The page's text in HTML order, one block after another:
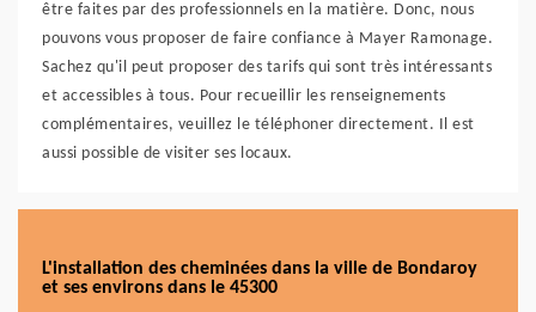
être faites par des professionnels en la matière. Donc, nous
pouvons vous proposer de faire confiance à Mayer Ramonage.
Sachez qu'il peut proposer des tarifs qui sont très intéressants
et accessibles à tous. Pour recueillir les renseignements
complémentaires, veuillez le téléphoner directement. Il est
aussi possible de visiter ses locaux.
L'installation des cheminées dans la ville de Bondaroy
et ses environs dans le 45300